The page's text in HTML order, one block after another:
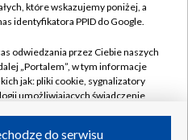
Pomoc
które wskazujemy poniżej, a
identyfikatora PPID do Google.
odwiedzania przez Ciebie naszych
„Portalem”, w tym informacje
jak: pliki cookie, sygnalizatory
umożliwiających świadczenie
do serwisu